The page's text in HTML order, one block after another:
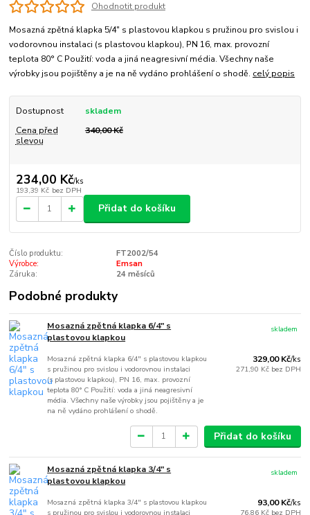
Ohodnotit produkt
Mosazná zpětná klapka 5/4" s plastovou klapkou s pružinou pro svislou i
vodorovnou instalaci (s plastovou klapkou), PN 16, max. provozní
teplota 80° C Použití: voda a jiná neagresivní média. Všechny naše
výrobky jsou pojištěny a je na ně vydáno prohlášení o shodě. celý popis
Dostupnost
skladem
Cena před
slevou
340,00 Kč
234,00 Kč/ks
193,39 Kč bez DPH
Přidat do košíku
Číslo produktu:
FT2002/54
Výrobce:
Emsan
Záruka:
24 měsíců
Podobné produkty
Mosazná zpětná klapka 6/4" s
plastovou klapkou
Mosazná zpětná klapka 6/4" s plastovou klapkou
s pružinou pro svislou i vodorovnou instalaci
(s plastovou klapkou), PN 16, max. provozní
teplota 80° C Použití: voda a jiná neagresivní
média. Všechny naše výrobky jsou pojištěny a je
na ně vydáno prohlášení o shodě.
329,00 Kč/ks
271,90 Kč bez DPH
skladem
Přidat do košíku
Mosazná zpětná klapka 3/4" s
plastovou klapkou
Mosazná zpětná klapka 3/4" s plastovou klapkou
s pružinou pro svislou i vodorovnou instalaci
93,00 Kč/ks
76,86 Kč bez DPH
skladem